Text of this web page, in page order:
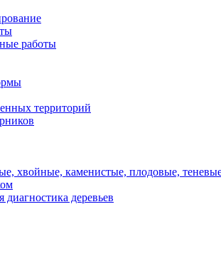
работы
территорий
хвойные, каменистые, плодовые,
диагностика деревьев